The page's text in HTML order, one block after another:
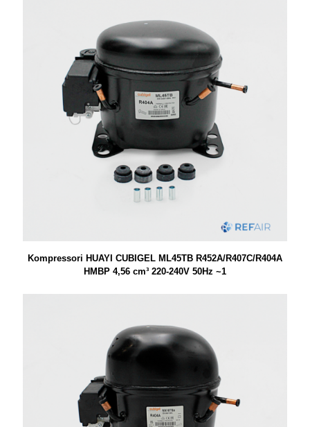
Kompressori HUAYI CUBIGEL ML45TB R452A/R407C/R404A
HMBP 4,56 cm³ 220-240V 50Hz ~1